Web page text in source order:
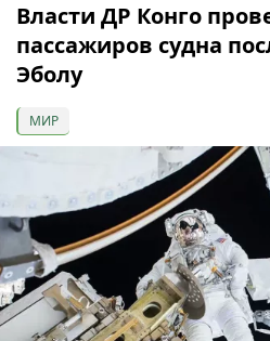
Власти ДР Конго
пассажиров судна
Эболу
МИР